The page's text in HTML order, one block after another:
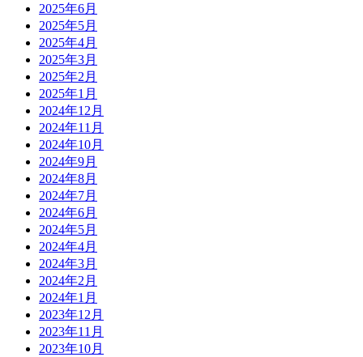
2025年6月
2025年5月
2025年4月
2025年3月
2025年2月
2025年1月
2024年12月
2024年11月
2024年10月
2024年9月
2024年8月
2024年7月
2024年6月
2024年5月
2024年4月
2024年3月
2024年2月
2024年1月
2023年12月
2023年11月
2023年10月